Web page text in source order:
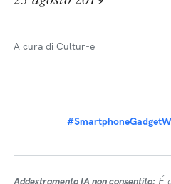
A cura di Cultur-e